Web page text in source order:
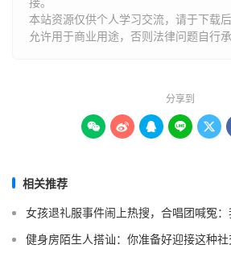
本站资源仅供个人学习交流，请于下载
允许用于商业用途，否则法律问题自行承
分享到
    
相关推荐
女孩退礼服事件闹上热搜，合唱团喊冤
健身房陌生人搭讪：你准备好迎接这种社